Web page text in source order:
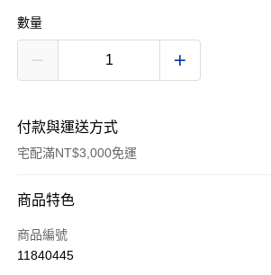
數量
付款與運送方式
宅配滿NT$3,000免運
付款方式
信用卡一次付款
商品特色
商品編號
11840445